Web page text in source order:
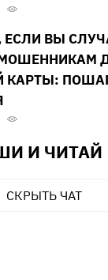
ЕСЛИ ВЫ
КАРТЫ:
И ЧИТАЙ
СКРЫТЬ ЧАТ